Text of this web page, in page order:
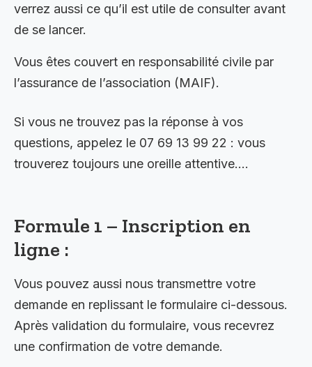
verrez aussi ce qu’il est utile de consulter avant
de se lancer.
Vous êtes couvert en responsabilité civile par
l’assurance de l’association (MAIF).
Si vous ne trouvez pas la réponse à vos
questions, appelez le 07 69 13 99 22 : vous
trouverez toujours une oreille attentive….
Formule 1 – Inscription en
ligne :
Vous pouvez aussi nous transmettre votre
demande en replissant le formulaire ci-dessous.
Après validation du formulaire, vous recevrez
une confirmation de votre demande.